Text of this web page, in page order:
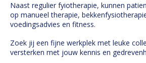
Naast regulier fyiotherapie, kunnen
op manueel therapie,
voedingsadvies en fitness.
Zoek jij een fijne werkplek met leuke
versterken met jouw kennis en